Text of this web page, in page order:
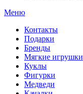
Меню
Контакты
Подарки
Бренды
Мягкие игрушки
Куклы
Фигурки
Медведи